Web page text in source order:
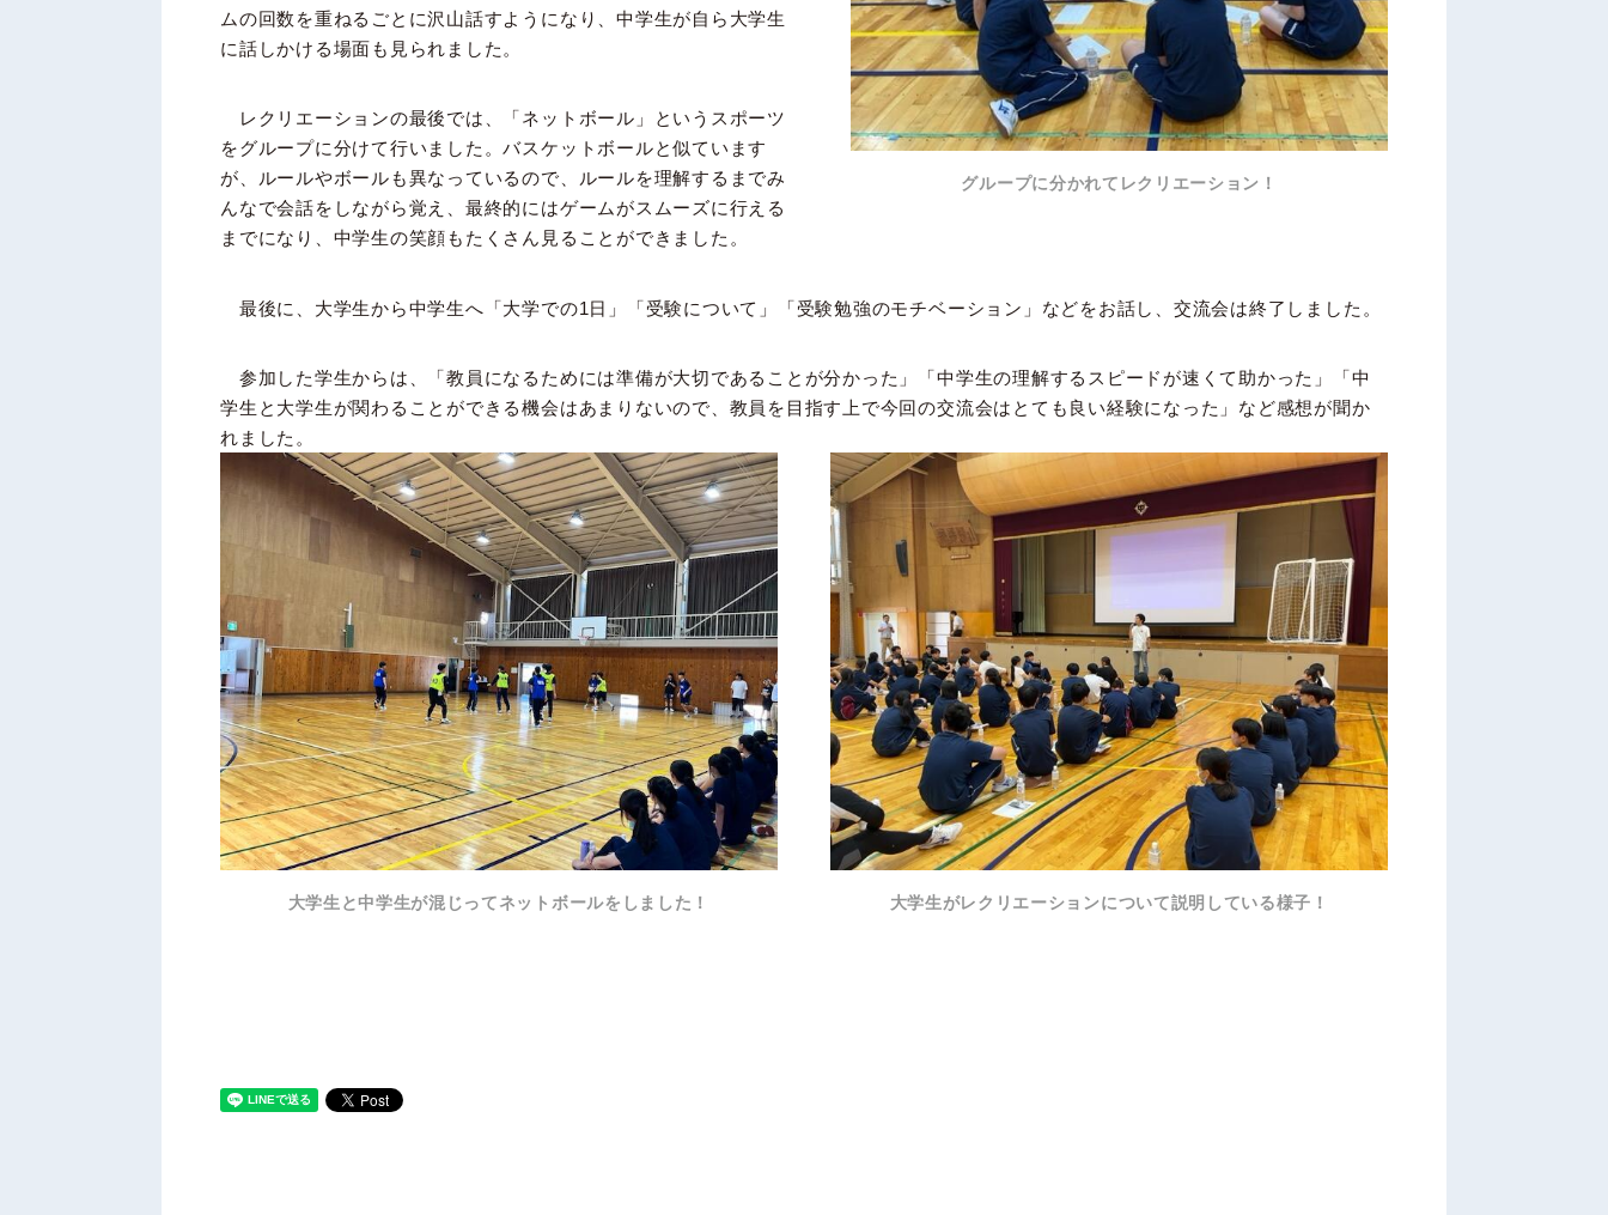
グループに分かれてレクリエーション！
ムの回数を重ねるごとに沢山話すようになり、中学生が自ら大学生
に話しかける場面も見られました。
レクリエーションの最後では、「ネットボール」というスポーツ
をグループに分けて行いました。バスケットボールと似ています
が、ルールやボールも異なっているので、ルールを理解するまでみ
んなで会話をしながら覚え、最終的にはゲームがスムーズに行える
までになり、中学生の笑顔もたくさん見ることができました。
最後に、大学生から中学生へ「大学での1日」「受験について」「受験勉強のモチベーション」などをお話し、交流会は終了しました。
参加した学生からは、「教員になるためには準備が大切であることが分かった」「中学生の理解するスピードが速くて助かった」「中
学生と大学生が関わることができる機会はあまりないので、教員を目指す上で今回の交流会はとても良い経験になった」など感想が聞か
れました。
大学生と中学生が混じってネットボールをしました！ 大学生がレクリエーションについて説明している様子！